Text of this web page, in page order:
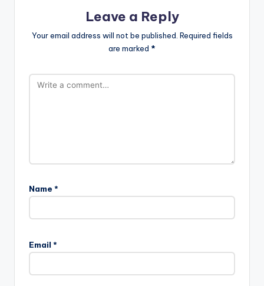
Leave a Reply
Your email address will not be published. Required fields
are marked *
Name *
Email *